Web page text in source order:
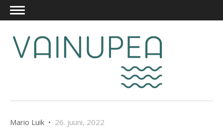
Mario Luik • 26. juuni, 2022